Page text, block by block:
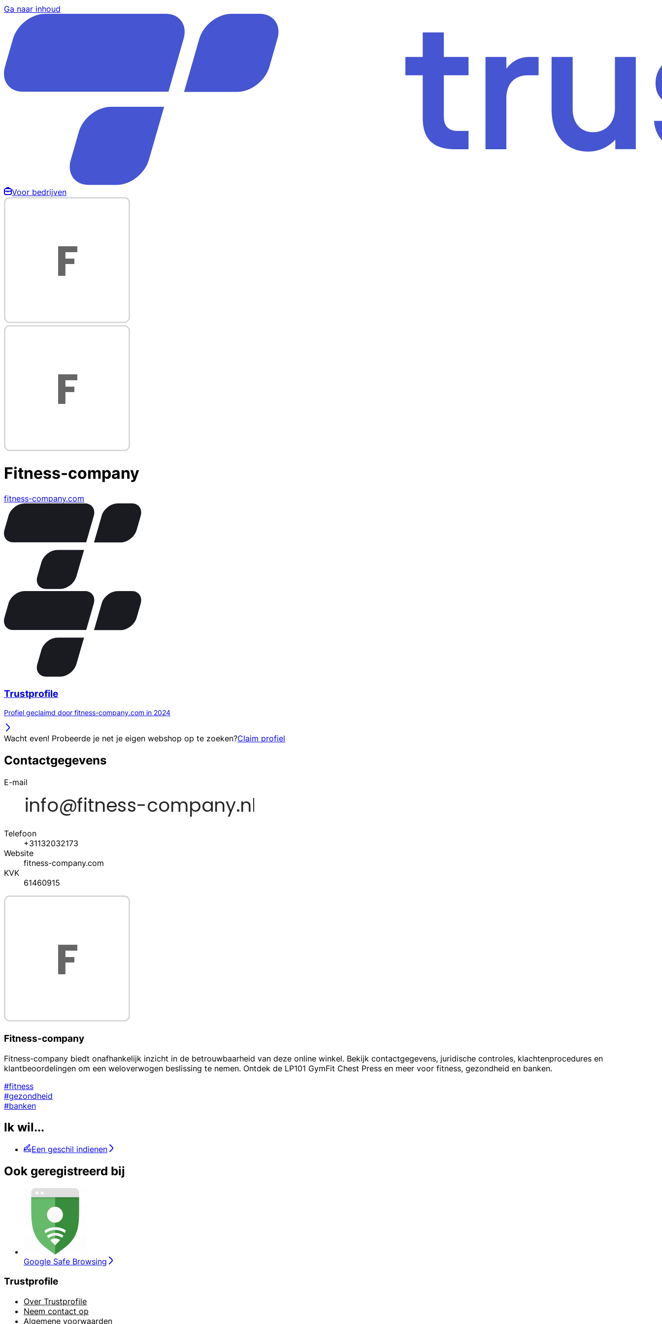
Ga naar inhoud
Voor bedrijven
Fitness-company
fitness-company.com
Trustprofile
Profiel geclaimd door fitness-company.com in 2024
Wacht even! Probeerde je net je eigen webshop op te zoeken?Claim profiel
Contactgegevens
E-mail
Telefoon
+31132032173
Website
fitness-company.com
KVK
61460915
Fitness-company
Fitness-company biedt onafhankelijk inzicht in de betrouwbaarheid van deze online winkel. Bekijk contactgegevens, juridische controles, klachtenprocedures en
klantbeoordelingen om een weloverwogen beslissing te nemen. Ontdek de LP101 GymFit Chest Press en meer voor fitness, gezondheid en banken.
#fitness
#gezondheid
#banken
Ik wil...
Een geschil indienen
Ook geregistreerd bij
Google Safe Browsing
Trustprofile
Over Trustprofile
Neem contact op
Algemene voorwaarden